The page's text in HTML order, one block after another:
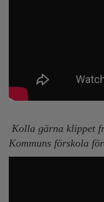
Kolla gärna klippet
Kommuns förskola